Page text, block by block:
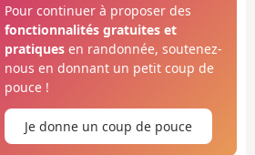
Pour continuer à proposer des
fonctionnalités gratuites et
pratiquesen randonnée, soutenez-
nous en donnant un petit coup de
pouce !
Je donne un coup de pouce